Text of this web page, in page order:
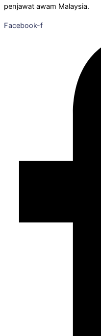
penjawat awam Malaysia.
Facebook-f